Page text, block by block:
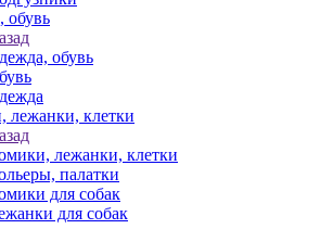
обувь
обувь
лежанки, клетки
лежанки, клетки
палатки
для собак
для собак